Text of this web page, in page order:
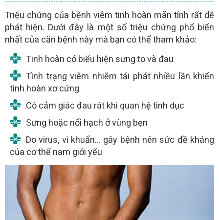
Triệu chứng của bệnh viêm tinh hoàn mãn tính rất dễ
phát hiện. Dưới đây là một số triệu chứng phổ biến
nhất của căn bệnh này mà bạn có thể tham khảo:
Tinh hoàn có biểu hiện sưng to và đau
Tình trạng viêm nhiễm tái phát nhiều lần khiến
tinh hoàn xơ cứng
Có cảm giác đau rát khi quan hệ tình dục
Sưng hoặc nổi hạch ở vùng bẹn
Do virus, vi khuẩn… gây bệnh nên sức đề kháng
của cơ thể nam giới yếu